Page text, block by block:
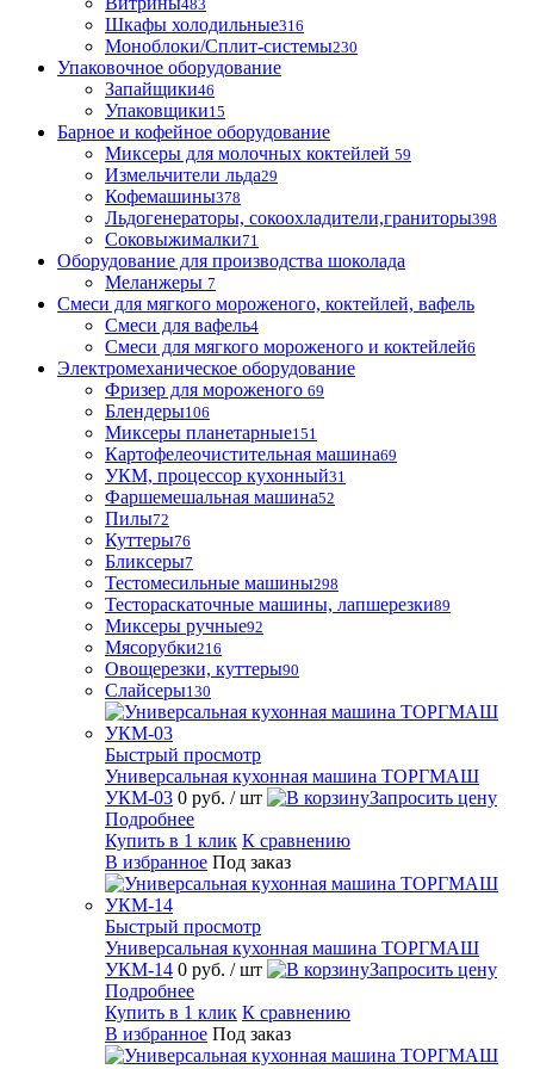
483
Шкафы холодильные316
Моноблоки/Сплит-системы230
Упаковочное оборудование
Запайщики46
Упаковщики15
Барное и кофейное оборудование
Миксеры для молочных коктейлей 59
Измельчители льда29
Кофемашины378
Льдогенераторы, сокоохладители,граниторы398
Соковыжималки71
Оборудование для производства шоколада
Меланжеры 7
Смеси для мягкого мороженого, коктейлей, вафель
Смеси для вафель4
Смеси для мягкого мороженого и коктейлей6
Электромеханическое оборудование
Фризер для мороженого 69
Блендеры106
Миксеры планетарные151
Картофелеочистительная машина69
УКМ, процессор кухонный31
Фаршемешальная машина52
Пилы72
Куттеры76
Бликсеры7
Тестомесильные машины298
Тестораскаточные машины, лапшерезки89
Миксеры ручные92
Мясорубки216
Овощерезки, куттеры90
Слайсеры130
Быстрый просмотр
Универсальная кухонная машина ТОРГМАШ
УКМ-03 0 руб. / шт
Запросить цену
Подробнее
Купить в 1 клик К сравнению
В избранное Под заказ
Быстрый просмотр
Универсальная кухонная машина ТОРГМАШ
УКМ-14 0 руб. / шт
Запросить цену
Подробнее
Купить в 1 клик К сравнению
В избранное Под заказ